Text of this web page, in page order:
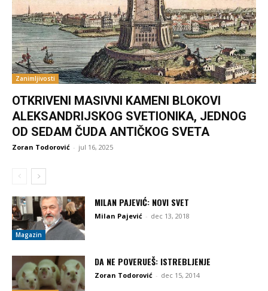
Zanimljivosti
OTKRIVENI MASIVNI KAMENI BLOKOVI
ALEKSANDRIJSKOG SVETIONIKA, JEDNOG
OD SEDAM ČUDA ANTIČKOG SVETA
Zoran Todorović - jul 16, 2025
Magazin
MILAN PAJEVIĆ: NOVI SVET
Milan Pajević - dec 13, 2018
DA NE POVERUEŠ: ISTREBLJENJE
Zoran Todorović - dec 15, 2014